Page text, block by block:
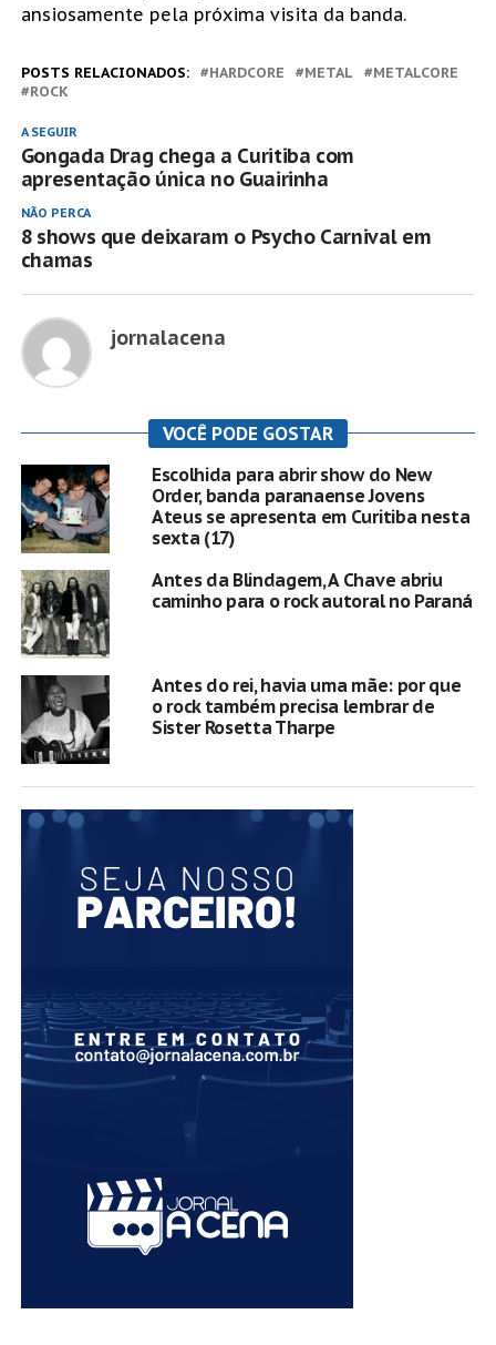
ansiosamente pela próxima visita da banda.
POSTS RELACIONADOS: HARDCORE METAL
METALCORE
ROCK
A SEGUIR
Gongada Drag chega a Curitiba com
apresentação única no Guairinha
NÃO PERCA
8 shows que deixaram o Psycho Carnival em
chamas
jornalacena
VOCÊ PODE GOSTAR
Escolhida para abrir show do New
Order, banda paranaense Jovens
Ateus se apresenta em Curitiba nesta
sexta (17)
Antes da Blindagem, A Chave abriu
caminho para o rock autoral no Paraná
Antes do rei, havia uma mãe: por que
o rock também precisa lembrar de
Sister Rosetta Tharpe